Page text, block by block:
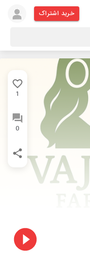
خرید اشتراک
1
0